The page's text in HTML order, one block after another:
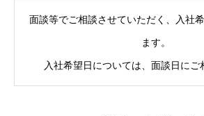
会計事務所経験者（正社員）の採用
面談等でご相談させていただく、入社
ます。
入社希望日については、面談日にご